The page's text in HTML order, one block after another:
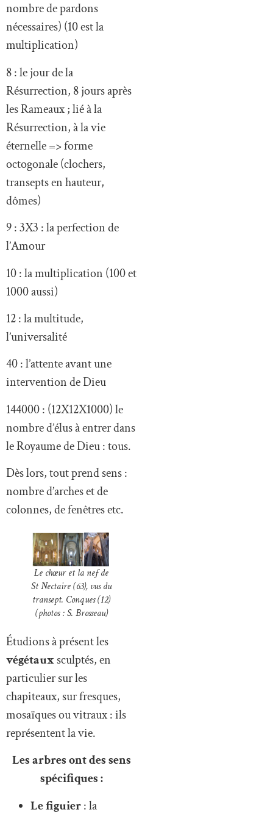
nombre de pardons
nécessaires) (10 est la
multiplication)
8 : le jour de la
Résurrection, 8 jours après
les Rameaux ; lié à la
Résurrection, à la vie
éternelle => forme
octogonale (clochers,
transepts en hauteur,
dômes)
9 : 3X3 : la perfection de
l’Amour
10 : la multiplication (100 et
1000 aussi)
12 : la multitude,
l’universalité
40 : l’attente avant une
intervention de Dieu
144000 : (12X12X1000) le
nombre d’élus à entrer dans
le Royaume de Dieu : tous.
Dès lors, tout prend sens :
nombre d’arches et de
colonnes, de fenêtres etc.
Le chœur et la nef de
St Nectaire (63), vus du
transept. Conques (12)
(photos : S. Brosseau)
Étudions à présent les
végétauxsculptés, en
particulier sur les
chapiteaux, sur fresques,
mosaïques ou vitraux : ils
représentent la vie.
Les arbres ont des sens
spécifiques :
Le figuier: la